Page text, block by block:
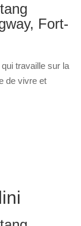
Fort-
travaille sur la
de vivre et